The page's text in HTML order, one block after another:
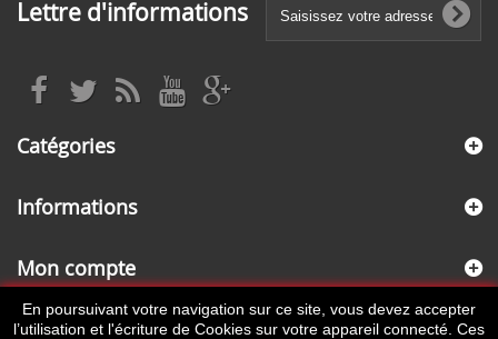
Lettre d'informations
Catégories
Informations
Mon compte
Informations sur votre boutique
En poursuivant votre navigation sur ce site, vous devez accepter
l’utilisation et l'écriture de Cookies sur votre appareil connecté. Ces